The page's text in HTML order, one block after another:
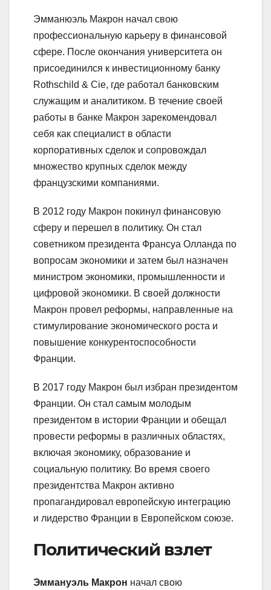
Эмманюэль Макрон начал свою
профессиональную карьеру в финансовой
сфере. После окончания университета он
присоединился к инвестиционному банку
Rothschild & Cie, где работал банковским
служащим и аналитиком. В течение своей
работы в банке Макрон зарекомендовал
себя как специалист в области
корпоративных сделок и сопровождал
множество крупных сделок между
французскими компаниями.
В 2012 году Макрон покинул финансовую
сферу и перешел в политику. Он стал
советником президента Франсуа Олланда по
вопросам экономики и затем был назначен
министром экономики, промышленности и
цифровой экономики. В своей должности
Макрон провел реформы, направленные на
стимулирование экономического роста и
повышение конкурентоспособности
Франции.
В 2017 году Макрон был избран президентом
Франции. Он стал самым молодым
президентом в истории Франции и обещал
провести реформы в различных областях,
включая экономику, образование и
социальную политику. Во время своего
президентства Макрон активно
пропагандировал европейскую интеграцию
и лидерство Франции в Европейском союзе.
Политический взлет
Эммануэль Макрон начал свою